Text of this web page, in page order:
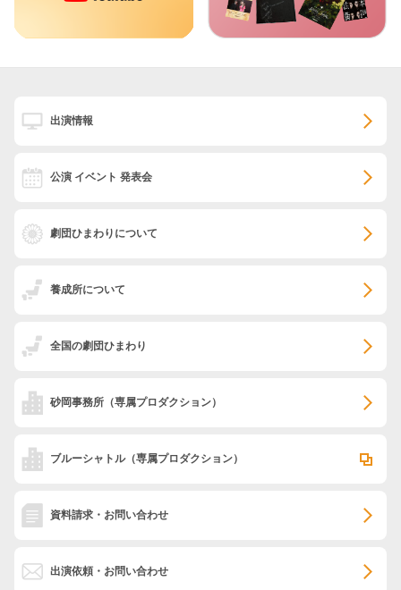
出演情報
公演 イベント 発表会
劇団ひまわりについて
養成所について
全国の劇団ひまわり
砂岡事務所 （専属プロダクション）
ブルーシャトル（専属プロダクション）
資料請求・お問い合わせ
出演依頼・お問い合わせ